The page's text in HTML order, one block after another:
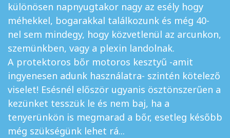
különösen napnyugtakor nagy az esély hogy
méhekkel, bogarakkal találkozunk és még 40-
nel sem mindegy, hogy közvetlenül az arcunkon,
szemünkben, vagy a plexin landolnak.
A protektoros bőr motoros kesztyű -amit
ingyenesen adunk használatra- szintén kötelező
viselet! Esésnél először ugyanis ösztönszerűen a
kezünket tesszük le és nem baj, ha a
tenyerünkön is megmarad a bőr, esetleg később
még szükségünk lehet rá...